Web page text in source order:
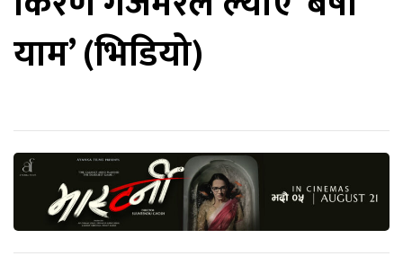
याम’ (भिडियो)